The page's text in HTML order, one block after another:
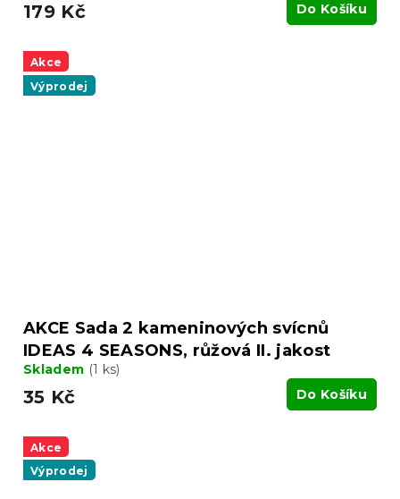
179 Kč Do Košíku
Akce
Výprodej
AKCE Sada 2 kameninových svícnů
IDEAS 4 SEASONS, růžová II. jakost
Skladem (1 ks)
35 Kč Do Košíku
Akce
Výprodej